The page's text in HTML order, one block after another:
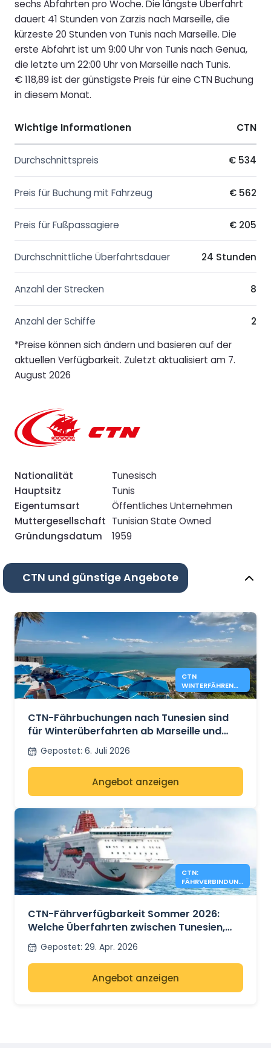
sechs Abfahrten pro Woche. Die längste Überfahrt
dauert 41 Stunden von Zarzis nach Marseille, die
kürzeste 20 Stunden von Tunis nach Marseille. Die
erste Abfahrt ist um 9:00 Uhr von Tunis nach Genua,
die letzte um 22:00 Uhr von Marseille nach Tunis.
€ 118,89 ist der günstigste Preis für eine CTN Buchung
in diesem Monat.
Wichtige Informationen CTN
Durchschnittspreis € 534
Preis für Buchung mit Fahrzeug € 562
Preis für Fußpassagiere € 205
Durchschnittliche Überfahrtsdauer 24 Stunden
Anzahl der Strecken 8
Anzahl der Schiffe
2
*Preise können sich ändern und basieren auf der
aktuellen Verfügbarkeit. Zuletzt aktualisiert am 7.
August 2026
Nationalität
Tunesisch
Hauptsitz
Tunis
Eigentumsart
Öffentliches Unternehmen
Muttergesellschaft Tunisian State Owned
Gründungsdatum
1959
CTN und günstige Angebote
CTN
WINTERFÄHREN
NACH TUNESIEN
UND GENUA
CTN-Fährbuchungen nach Tunesien sind
für Winterüberfahrten ab Marseille und
Genua geöffnet
Gepostet: 6. Juli 2026
Angebot anzeigen
CTN:
FÄHRVERBINDUN
GEN FÜR SOMMER
VERFÜGBAR
CTN-Fährverfügbarkeit Sommer 2026:
Welche Überfahrten zwischen Tunesien,
Frankreich und Italien haben noch freie
Plätze?
Gepostet: 29. Apr. 2026
Angebot anzeigen